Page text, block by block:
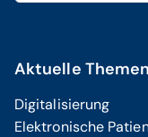
Aktuelle Themen
Digitalisierung
Elektronische